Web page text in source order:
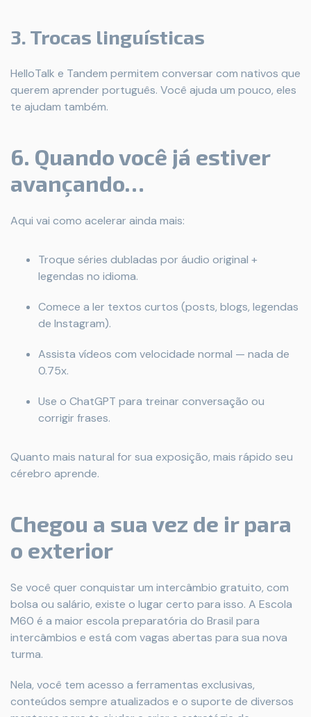
3. Trocas linguísticas
HelloTalk e Tandem permitem conversar com nativos que
querem aprender português. Você ajuda um pouco, eles
te ajudam também.
6. Quando você já estiver
avançando…
Aqui vai como acelerar ainda mais:
Troque séries dubladas por áudio original +
legendas no idioma.
Comece a ler textos curtos (posts, blogs, legendas
de Instagram).
Assista vídeos com velocidade normal — nada de
0.75x.
Use o ChatGPT para treinar conversação ou
corrigir frases.
Quanto mais natural for sua exposição, mais rápido seu
cérebro aprende.
Chegou a sua vez de ir para
o exterior
Se você quer conquistar um intercâmbio gratuito, com
bolsa ou salário, existe o lugar certo para isso. A Escola
M60 é a maior escola preparatória do Brasil para
intercâmbios e está com vagas abertas para sua nova
turma.
Nela, você tem acesso a ferramentas exclusivas,
conteúdos sempre atualizados e o suporte de diversos